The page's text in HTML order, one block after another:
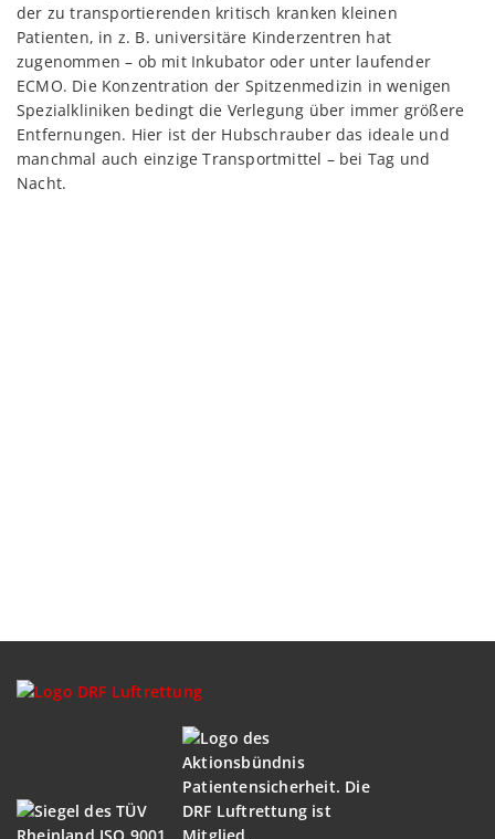
der zu transportierenden kritisch kranken kleinen
Patienten, in z. B. universitäre Kinderzentren hat
zugenommen – ob mit Inkubator oder unter laufender
ECMO. Die Konzentration der Spitzenmedizin in wenigen
Spezialkliniken bedingt die Verlegung über immer größere
Entfernungen. Hier ist der Hubschrauber das ideale und
manchmal auch einzige Transportmittel – bei Tag und
Nacht.